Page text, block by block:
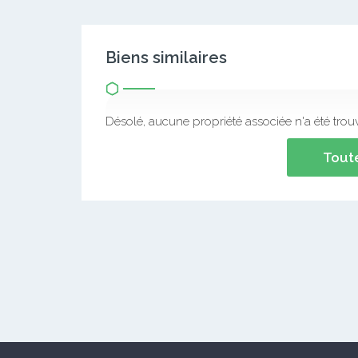
Biens similaires
Désolé, aucune propriété associée n'a été